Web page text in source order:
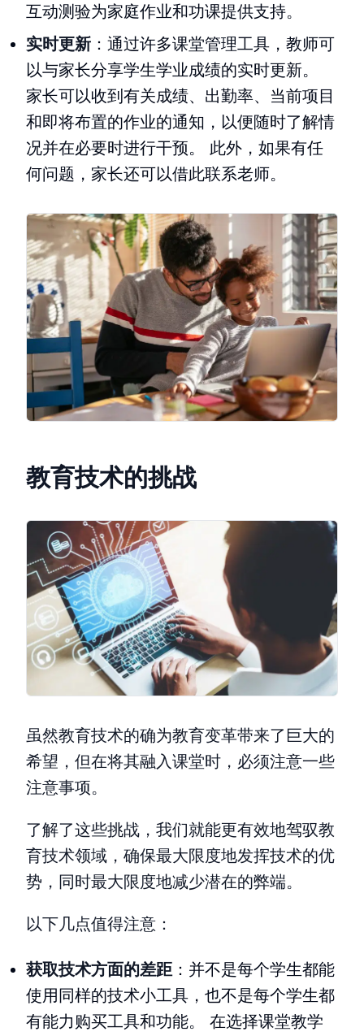
互动测验为家庭作业和功课提供支持。
实时更新 ：通过许多课堂管理工具，教师可
以与家长分享学生学业成绩的实时更新。
家长可以收到有关成绩、出勤率、当前项目
和即将布置的作业的通知，以便随时了解情
况并在必要时进行干预。 此外，如果有任
何问题，家长还可以借此联系老师。
教育技术的挑战
虽然教育技术的确为教育变革带来了巨大的
希望，但在将其融入课堂时，必须注意一些
注意事项。
了解了这些挑战，我们就能更有效地驾驭教
育技术领域，确保最大限度地发挥技术的优
势，同时最大限度地减少潜在的弊端。
以下几点值得注意：
获取技术方面的差距 ：并不是每个学生都能
使用同样的技术小工具，也不是每个学生都
有能力购买工具和功能。 在选择课堂教学